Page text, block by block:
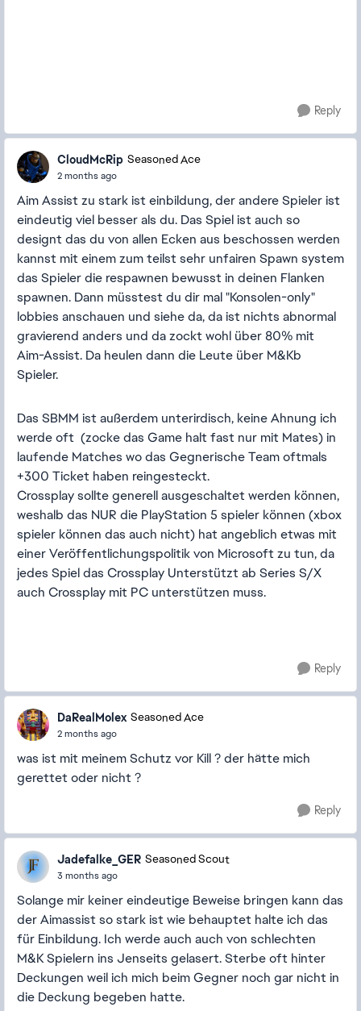
Reply
CloudMcRip Seasoned Ace
2 months ago
Aim Assist zu stark ist einbildung, der andere Spieler ist
eindeutig viel besser als du. Das Spiel ist auch so
designt das du von allen Ecken aus beschossen werden
kannst mit einem zum teilst sehr unfairen Spawn system
das Spieler die respawnen bewusst in deinen Flanken
spawnen. Dann müsstest du dir mal "Konsolen-only"
lobbies anschauen und siehe da, da ist nichts abnormal
gravierend anders und da zockt wohl über 80% mit
Aim-Assist. Da heulen dann die Leute über M&Kb
Spieler.
Das SBMM ist außerdem unterirdisch, keine Ahnung ich
werde oft (zocke das Game halt fast nur mit Mates) in
laufende Matches wo das Gegnerische Team oftmals
+300 Ticket haben reingesteckt.
Crossplay sollte generell ausgeschaltet werden können,
weshalb das NUR die PlayStation 5 spieler können (xbox
spieler können das auch nicht) hat angeblich etwas mit
einer Veröffentlichungspolitik von Microsoft zu tun, da
jedes Spiel das Crossplay Unterstützt ab Series S/X
auch Crossplay mit PC unterstützen muss.
Reply
DaRealMolex Seasoned Ace
2 months ago
was ist mit meinem Schutz vor Kill ? der hätte mich
gerettet oder nicht ?
Reply
Jadefalke_GER Seasoned Scout
3 months ago
Solange mir keiner eindeutige Beweise bringen kann das
der Aimassist so stark ist wie behauptet halte ich das
für Einbildung. Ich werde auch auch von schlechten
M&K Spielern ins Jenseits gelasert. Sterbe oft hinter
Deckungen weil ich mich beim Gegner noch gar nicht in
die Deckung begeben hatte.